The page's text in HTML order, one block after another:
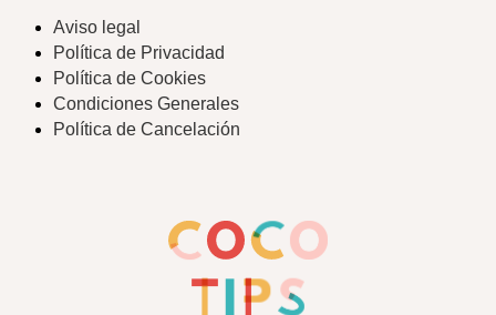
Aviso legal
Política de Privacidad
Política de Cookies
Condiciones Generales
Política de Cancelación